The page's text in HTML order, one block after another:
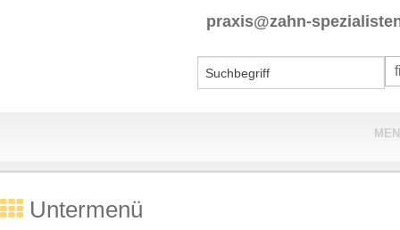
praxis@zahn-
Praxis & Team
Untermenü